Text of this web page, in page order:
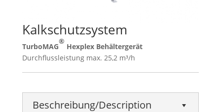
Kalkschutzsystem
TurboMAG
®
Hexplex Behältergerät
Durchflussleistung max. 25,2 m³/h
Beschreibung/Description